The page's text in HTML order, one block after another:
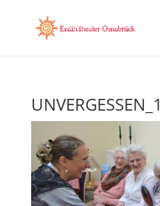
UNVERGESSEN_1